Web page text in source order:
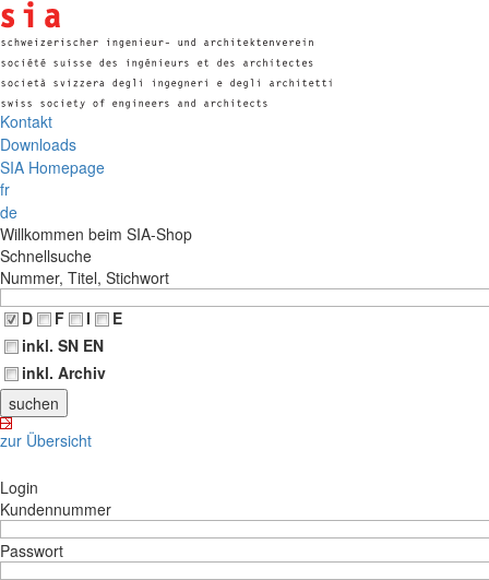
Kontakt
Downloads
SIA Homepage
fr
de
Willkommen beim SIA-Shop
Schnellsuche
Nummer, Titel, Stichwort
D
F I
E
inkl. SN EN
inkl. Archiv
zur Übersicht
Login
Kundennummer
Passwort